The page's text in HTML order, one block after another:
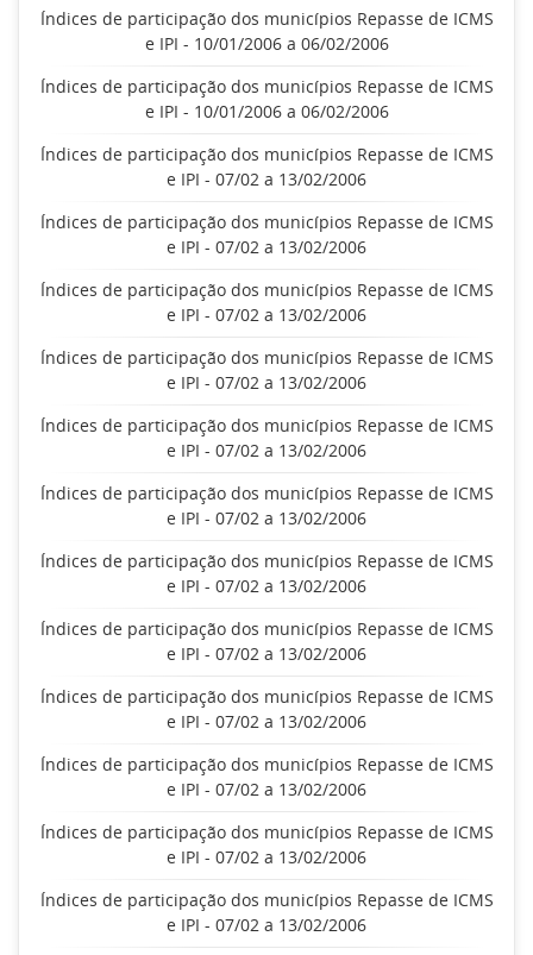
Índices de participação dos municípios Repasse de ICMS
e IPI - 10/01/2006 a 06/02/2006
Índices de participação dos municípios Repasse de ICMS
e IPI - 10/01/2006 a 06/02/2006
Índices de participação dos municípios Repasse de ICMS
e IPI - 07/02 a 13/02/2006
Índices de participação dos municípios Repasse de ICMS
e IPI - 07/02 a 13/02/2006
Índices de participação dos municípios Repasse de ICMS
e IPI - 07/02 a 13/02/2006
Índices de participação dos municípios Repasse de ICMS
e IPI - 07/02 a 13/02/2006
Índices de participação dos municípios Repasse de ICMS
e IPI - 07/02 a 13/02/2006
Índices de participação dos municípios Repasse de ICMS
e IPI - 07/02 a 13/02/2006
Índices de participação dos municípios Repasse de ICMS
e IPI - 07/02 a 13/02/2006
Índices de participação dos municípios Repasse de ICMS
e IPI - 07/02 a 13/02/2006
Índices de participação dos municípios Repasse de ICMS
e IPI - 07/02 a 13/02/2006
Índices de participação dos municípios Repasse de ICMS
e IPI - 07/02 a 13/02/2006
Índices de participação dos municípios Repasse de ICMS
e IPI - 07/02 a 13/02/2006
Índices de participação dos municípios Repasse de ICMS
e IPI - 07/02 a 13/02/2006